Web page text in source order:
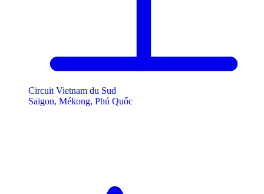
Circuit Vietnam du Sud
Saïgon, Mékong, Phú Quốc